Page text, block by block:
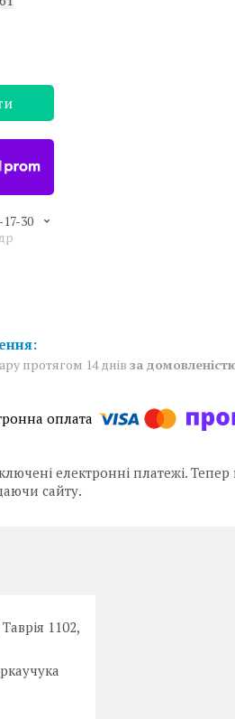
17-30
протягом 14 днів за
електронні платежі.
сайту.
1102,